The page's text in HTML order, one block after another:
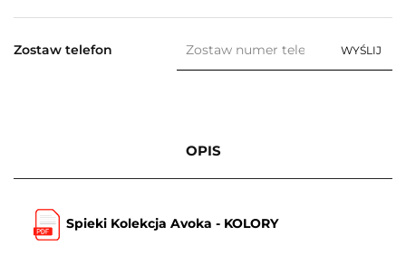
Zostaw telefon WYŚLIJ
OPIS
Spieki Kolekcja Avoka - KOLORY